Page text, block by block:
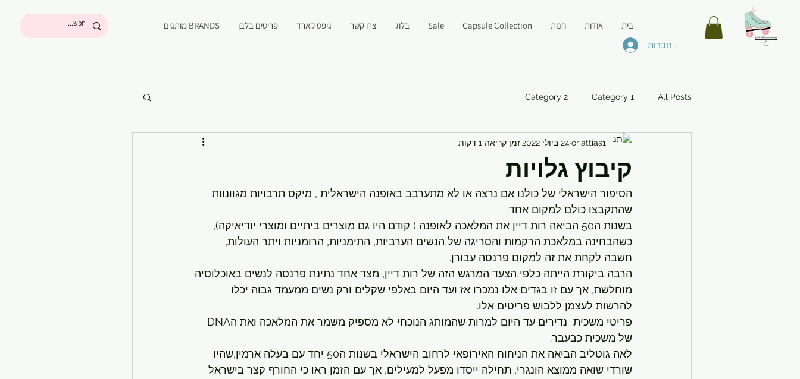
בית אודות חנות Capsule Collection
Sale בלוג צרו קשר גיפט קארד פריטים בלבן BRANDS מותגים
להתחברות
All Posts
Category 1
Category 2
קיבוץ גלויות
oriattias124 ביולי 2022 זמן קריאה 1 דקות
הסיפור הישראלי של כולנו אם נרצה או לא מתערבב באופנה הישראלית , מיקס תרבויות מגוונוות
שהתקבצו כולם למקום אחד.
בשנות ה50 הביאה רות דיין את המלאכה לאופנה ( קודם היו גם מוצרים ביתיים ומוצרי יודיאיקה),
כשהבחינה במלאכת הרקמות והסריגה של הנשים הערביות, התימניות, הרומניות ויתר העולות,
חשבה לקחת את זה למקום פרנסה עבורן.
הרבה ביקורת הייתה כלפי הצעד המרגש הזה של רות דיין, מצד אחד נתינת פרנסה לנשים באוכלוסיה
מוחלשת, אך עם זו בגדים אלו נמכרו אז ועד היום באלפי שקלים ורק נשים ממעמד גבוה יכלו
להרשות לעצמן ללבוש פריטים אלו.
של משכית כבעבר.
לאה גוטליב הביאה את הניחוח האירופאי לרחוב הישראלי בשנות ה50 יחד עם בעלה ארמין,שהיו
שורדי שואה ממוצא הונגרי, תחילה ייסדו מפעל למעילים, אך עם הזמן ראו כי החורף קצר בישראל